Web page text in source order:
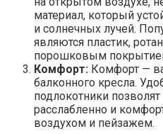
материал, который
и солнечных лучей.
являются пластик,
порошковым
Комфорт: Комфорт —
балконного кресла.
подлокотники
расслабленно и
воздухом и пейзажем.